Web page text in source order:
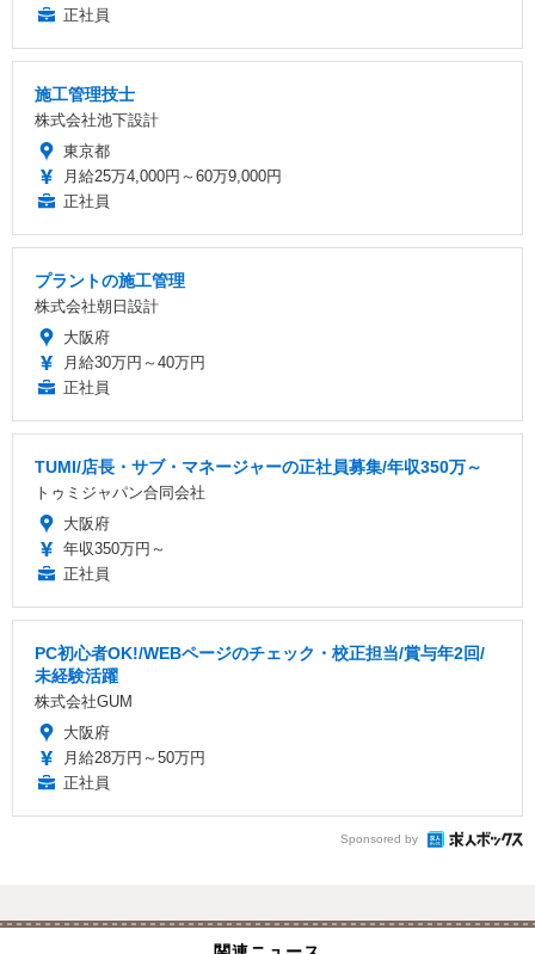
正社員
施工管理技士
株式会社池下設計
東京都
月給25万4,000円～60万9,000円
正社員
プラントの施工管理
株式会社朝日設計
大阪府
月給30万円～40万円
正社員
TUMI/店長・サブ・マネージャーの正社員募集/年収350万～
トゥミジャパン合同会社
大阪府
年収350万円～
正社員
PC初心者OK!/WEBページのチェック・校正担当/賞与年2回/
未経験活躍
株式会社GUM
大阪府
月給28万円～50万円
正社員
Sponsored by
関連ニュース